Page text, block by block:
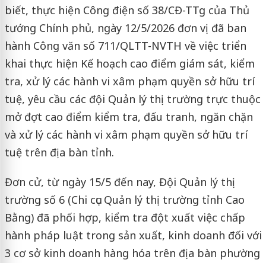
biết, thực hiện Công điện số 38/CĐ-TTg của Thủ
tướng Chính phủ, ngày 12/5/2026 đơn vị đã ban
hành Công văn số 711/QLTT-NVTH về việc triển
khai thực hiện Kế hoạch cao điểm giám sát, kiểm
tra, xử lý các hành vi xâm phạm quyền sở hữu trí
tuệ, yêu cầu các đội Quản lý thị trường trực thuộc
mở đợt cao điểm kiểm tra, đấu tranh, ngăn chặn
và xử lý các hành vi xâm phạm quyền sở hữu trí
tuệ trên địa bàn tỉnh.
Đơn cử, từ ngày 15/5 đến nay, Đội Quản lý thị
trường số 6 (Chi cục Quản lý thị trường tỉnh Cao
Bằng) đã phối hợp, kiểm tra đột xuất việc chấp
hành pháp luật trong sản xuất, kinh doanh đối với
3 cơ sở kinh doanh hàng hóa trên địa bàn phường